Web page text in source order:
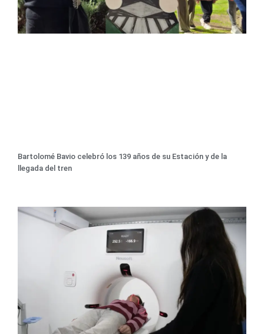
Bartolomé Bavio celebró los 139 años de su Estación y de la
llegada del tren